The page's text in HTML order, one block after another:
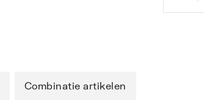
Combinatie artikelen